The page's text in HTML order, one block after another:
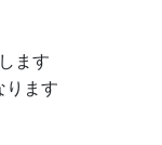
ます
ります